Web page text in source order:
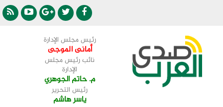
رئيس مجلس الإدارة
أمانى الموجى
نائب رئيس مجلس
الإدارة
م. حاتم الجوهري
رئيس التحرير
ياسر هاشم